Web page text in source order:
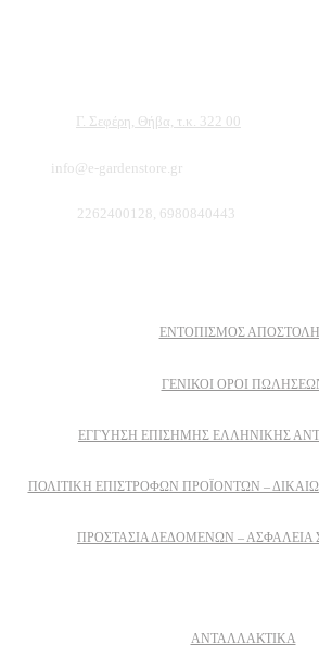
Γ. Σεφέρη, Θήβα, τ.κ. 322 00
info@e-gardenstore.gr
2262400128, 6980840443
ΕΝΤΟΠΙΣΜΟΣ
ΓΕΝΙΚΟΙ ΟΡΟΙ
ΕΓΓΎΗΣΗ ΕΠΊΣΗΜΗΣ ΕΛΛΗΝΙΚΉΣ
ΠΟΛΙΤΙΚΉ ΕΠΙΣΤΡΟΦΏΝ ΠΡΟΪΌΝΤΩΝ –
ΠΡΟΣΤΑΣΊΑ ΔΕΔΟΜΈΝΩΝ –
ΑΝΤΑΛΛΑΚΤΙΚΑ